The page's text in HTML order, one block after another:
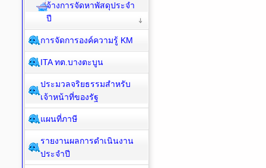
จ้างการจัดหาพัสดุประจำ
ปี
การจัดการองค์ความรู้ KM
ITA ทต.บางตะบูน
ประมวลจริยธรรมสำหรับ
เจ้าหน้าที่ของรัฐ
แผนที่ภาษี
รายงานผลการดำเนินงาน
ประจำปี